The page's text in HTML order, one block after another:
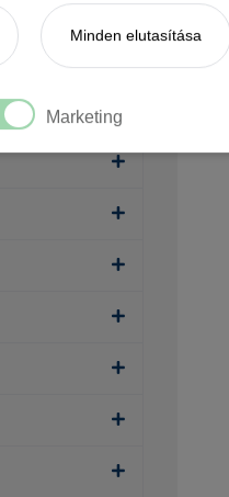
Minden elutasítása
Marketing